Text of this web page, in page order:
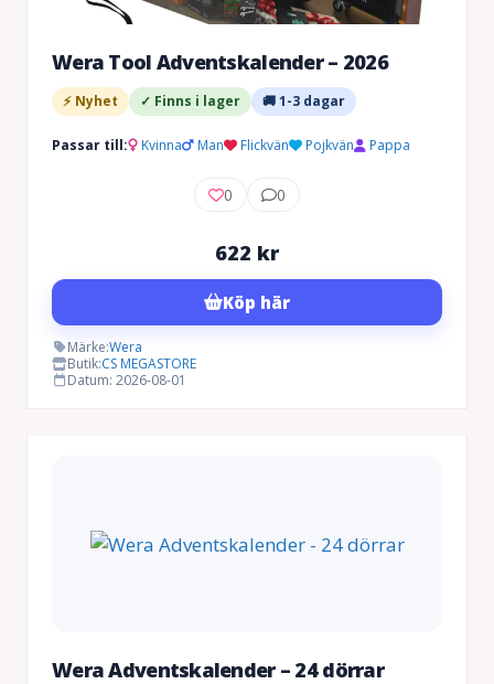
Wera Tool Adventskalender – 2026
⚡ Nyhet ✓ Finns i lager 🚚 1-3 dagar
Passar till: Kvinna Man Flickvän Pojkvän Pappa
0 0
622 kr
Köp här
Märke:Wera
Butik:CS MEGASTORE
Datum: 2026-08-01
Wera Adventskalender – 24 dörrar